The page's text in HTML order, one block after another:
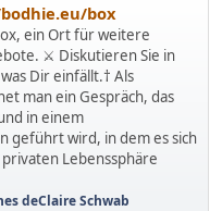
box
ein Ort für weitere
⚔ Diskutieren Sie in
Dir einfällt.† Als
man ein Gespräch, das
in einem
geführt wird, in dem es sich
Lebenssphäre
deClaire Schwab